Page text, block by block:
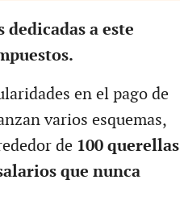
a este
en el pago de
varios esquemas,
de 100 querellas
que nunca